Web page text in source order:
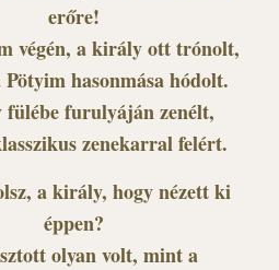
erőre!
végén, a király ott trónolt,
hasonmása hódolt.
furulyáján zenélt,
zenekarral felért.
a király, hogy nézett ki
éppen?
olyan volt, mint a